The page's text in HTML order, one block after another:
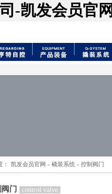
-凯发会员官网
： 凯发会员官网 - 橇装系统 - 控制阀门
门 control valve